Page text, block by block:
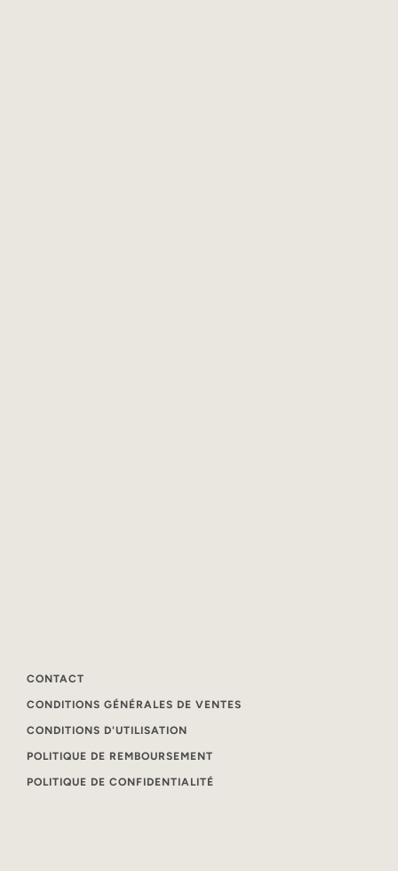
CONTACT
CONDITIONS GÉNÉRALES DE VENTES
CONDITIONS D'UTILISATION
POLITIQUE DE REMBOURSEMENT
POLITIQUE DE CONFIDENTIALITÉ